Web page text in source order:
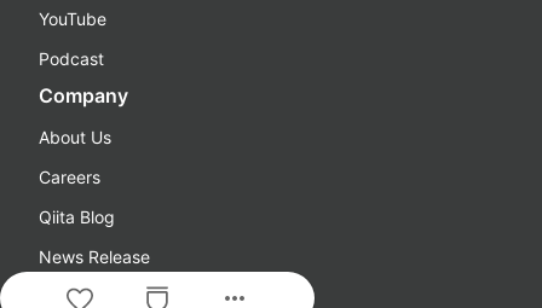
more_horiz
YouTube
Podcast
Company
About Us
Careers
Qiita Blog
News Release